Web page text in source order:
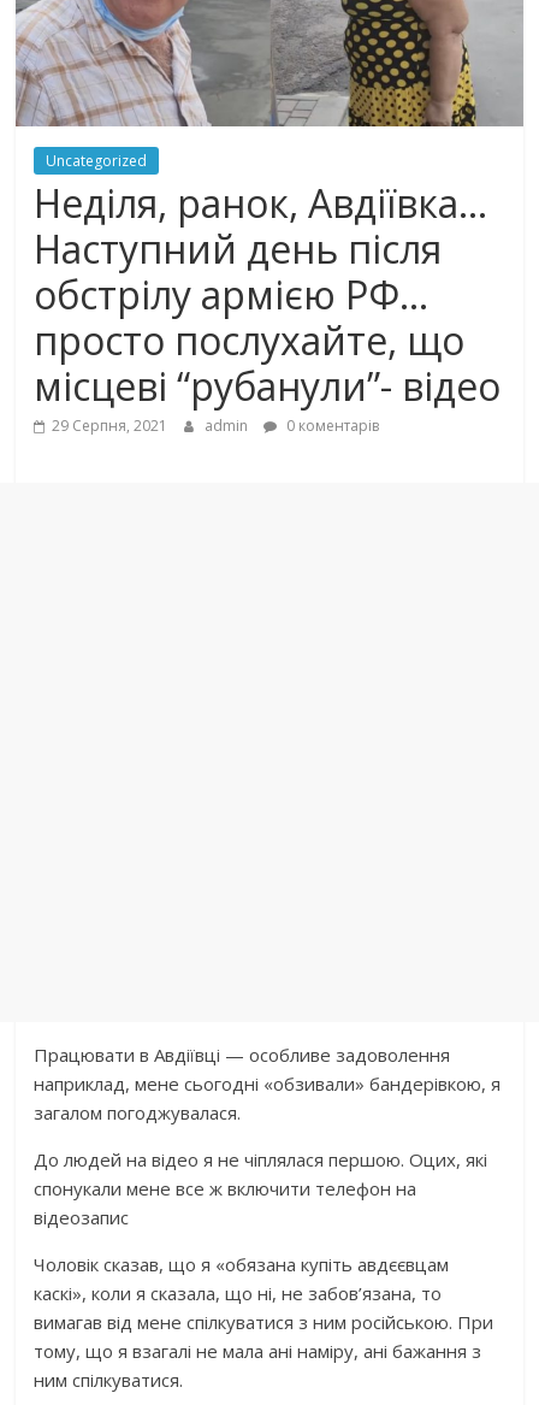
Uncategorized
Неділя, ранок, Авдіївка…
Наступний день після
обcтpiлу армією РФ…
просто послухайте, що
місцеві “рубанули”- відео
29 Серпня, 2021 admin 0 коментарів
Працювати в Авдіївці — особливе задоволення
наприклад, мене сьогодні «обзивали» бaндеpiвкою, я
загалом погоджувалася.
До людей на відео я не чіплялася першою. Оцих, які
спонукали мене все ж включити телефон на
відеозапис
Чоловік сказав, що я «обязана купіть авдєєвцам
каскі», коли я сказала, що ні, не забов’язана, то
вимагав від мене спілкуватися з ним російською. При
тому, що я взагалі не мала ані наміру, ані бажання з
ним спілкуватися.